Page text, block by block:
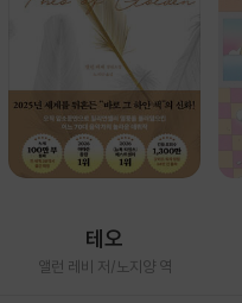
테오
앨런 레비 저/노지양 역